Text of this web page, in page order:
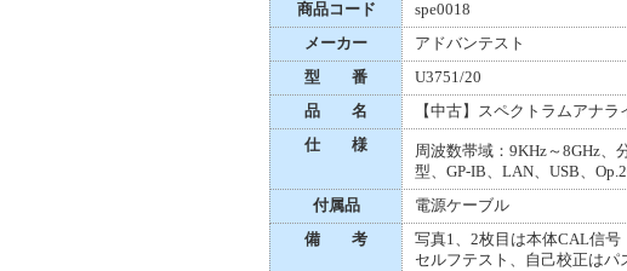
商品コード
spe0018
メーカー
アドバンテスト
型 番
U3751/20
品 名
【中古】スペクトラムアナラ
仕 様
周波数帯域：9KHz～8GHz、
型、GP-IB、LAN、USB、
付属品
電源ケーブル
備 考
写真1、2枚目は本体CAL信号
セルフテスト、自己校正はパ